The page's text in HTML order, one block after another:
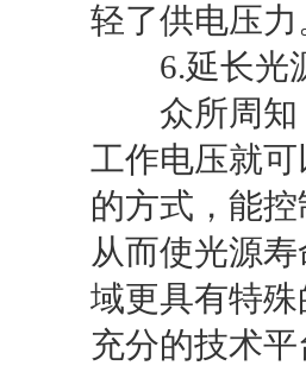
轻了供电压力
6.延长光
众所周知，
工作电压就
的方式，能
从而使光源
域更具有特
充分的技术